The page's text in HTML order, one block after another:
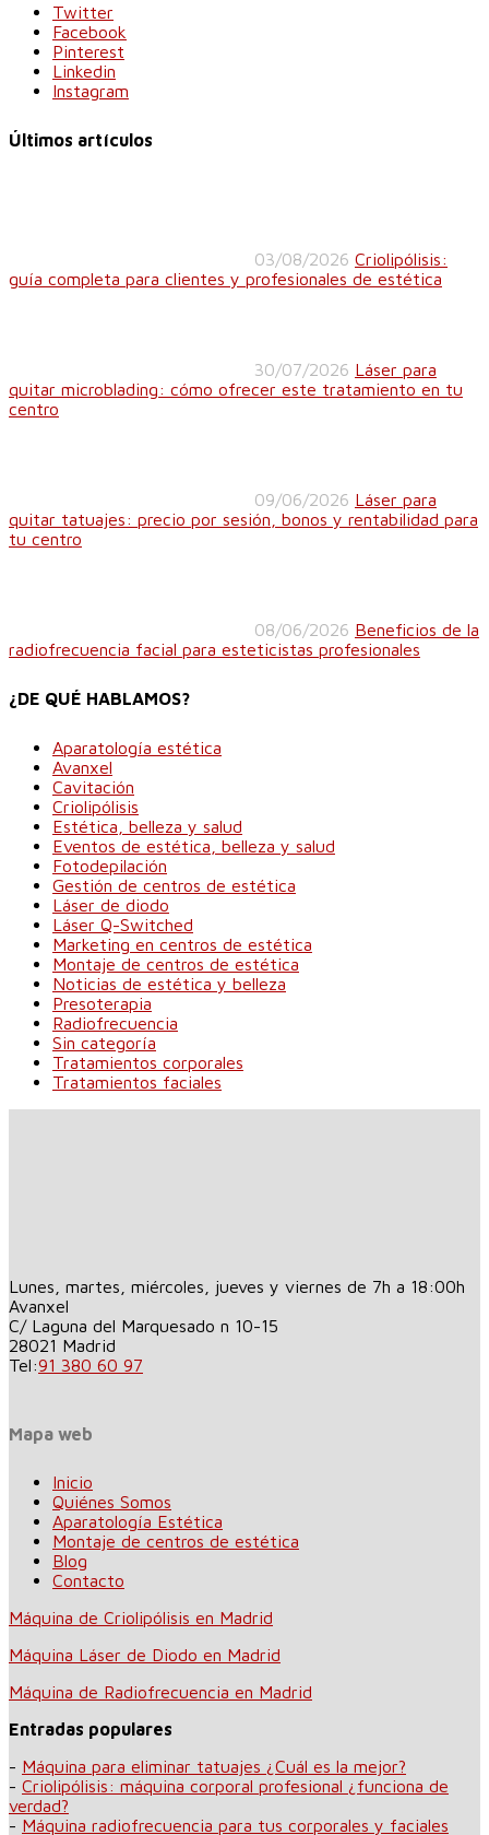
Twitter
Facebook
Pinterest
Linkedin
Instagram
Últimos artículos
03/08/2026 Criolipólisis:
guía completa para clientes y profesionales de estética
30/07/2026 Láser para
quitar microblading: cómo ofrecer este tratamiento en tu
centro
09/06/2026 Láser para
quitar tatuajes: precio por sesión, bonos y rentabilidad para
tu centro
08/06/2026 Beneficios de la
radiofrecuencia facial para esteticistas profesionales
¿DE QUÉ HABLAMOS?
Aparatología estética
Avanxel
Cavitación
Criolipólisis
Estética, belleza y salud
Eventos de estética, belleza y salud
Fotodepilación
Gestión de centros de estética
Láser de diodo
Láser Q-Switched
Marketing en centros de estética
Montaje de centros de estética
Noticias de estética y belleza
Presoterapia
Radiofrecuencia
Sin categoría
Tratamientos corporales
Tratamientos faciales
Lunes, martes, miércoles, jueves y viernes de 7h a 18:00h
Avanxel
C/ Laguna del Marquesado n 10-15
28021 Madrid
Tel:91 380 60 97
Mapa web
Inicio
Quiénes Somos
Aparatología Estética
Montaje de centros de estética
Blog
Contacto
Máquina de Criolipólisis en Madrid
Máquina Láser de Diodo en Madrid
Máquina de Radiofrecuencia en Madrid
Entradas populares
- Máquina para eliminar tatuajes ¿Cuál es la mejor?
- Criolipólisis: máquina corporal profesional ¿funciona de
verdad?
- Máquina radiofrecuencia para tus corporales y faciales